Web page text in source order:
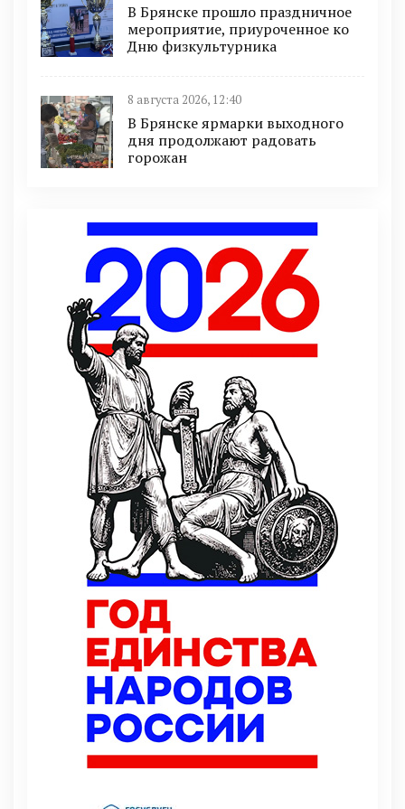
В Брянске прошло праздничное
мероприятие, приуроченное ко
Дню физкультурника
8 августа 2026, 12:40
В Брянске ярмарки выходного
дня продолжают радовать
горожан